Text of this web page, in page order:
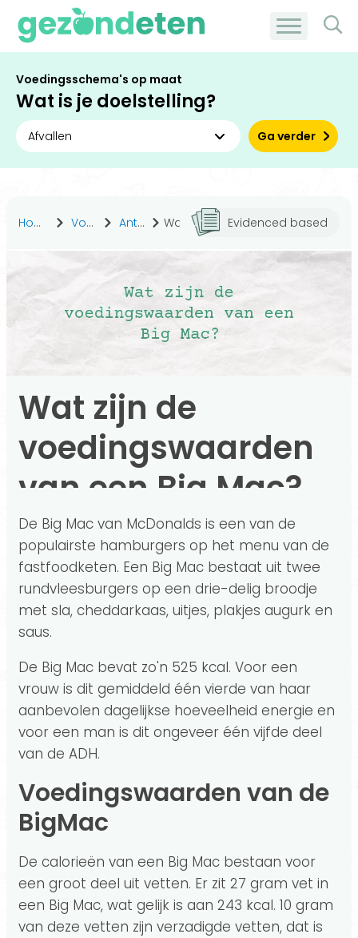
Voedingsschema's op maat
Wat is je doelstelling?
Ga verder
Home Voeding Antwoorden Wat zijn de voedingswaarden van een Big Mac? Evidenced based
Wat zijn de
voedingswaarden
van een Big Mac?
De Big Mac van McDonalds is een van de
populairste hamburgers op het menu van de
fastfoodketen. Een Big Mac bestaat uit twee
rundvleesburgers op een drie-delig broodje
met sla, cheddarkaas, uitjes, plakjes augurk en
saus.
De Big Mac bevat zo'n 525 kcal. Voor een
vrouw is dit gemiddeld één vierde van haar
aanbevolen dagelijkse hoeveelheid energie en
voor een man is dit ongeveer één vijfde deel
van de ADH.
Voedingswaarden van de
BigMac
De calorieën van een Big Mac bestaan voor
een groot deel uit vetten. Er zit 27 gram vet in
een Big Mac, wat gelijk is aan 243 kcal. 10 gram
van deze vetten zijn verzadigde vetten, dat is